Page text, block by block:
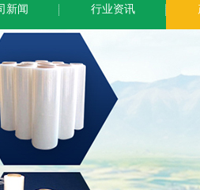
新闻 行业资讯